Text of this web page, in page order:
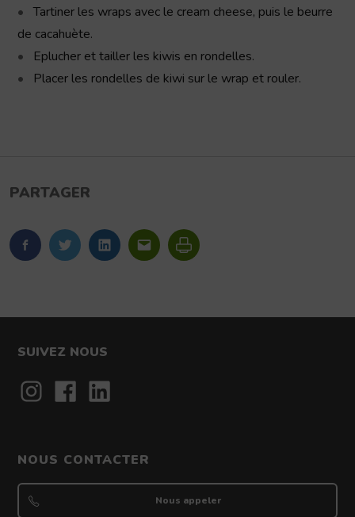
Tartiner les wraps avec le cream cheese, puis le beurre
de cacahuète.
Eplucher et tailler les kiwis en rondelles.
Placer les rondelles de kiwi sur le wrap et rouler.
PARTAGER
FaceBookTwitterLinkedIn Imprimer
SUIVEZ NOUS
Contact
NOUS CONTACTER
Nous appeler